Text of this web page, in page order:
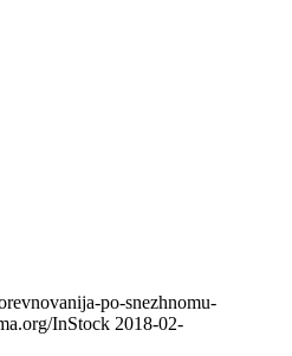
po-snezhnomu-
InStock 2018-02-